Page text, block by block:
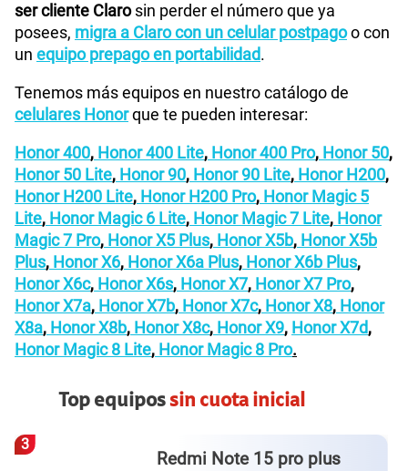
ser cliente Clarosin perder el número que ya
posees, migra a Claro con un celular postpagoo con
un equipo prepago en portabilidad.
Tenemos más equipos en nuestro catálogo de
celulares Honorque te pueden interesar:
Honor 400, Honor 400 Lite, Honor 400 Pro, Honor 50,
Honor 50 Lite, Honor 90, Honor 90 Lite, Honor H200,
Honor H200 Lite, Honor H200 Pro, Honor Magic 5
Lite, Honor Magic 6 Lite, Honor Magic 7 Lite, Honor
Magic 7 Pro, Honor X5 Plus, Honor X5b, Honor X5b
Plus, Honor X6, Honor X6a Plus, Honor X6b Plus,
Honor X6c, Honor X6s, Honor X7, Honor X7 Pro,
Honor X7a, Honor X7b, Honor X7c, Honor X8, Honor
X8a, Honor X8b, Honor X8c, Honor X9, Honor X7d,
Honor Magic 8 Lite, Honor Magic 8 Pro.
Top equipossin cuota inicial
4
Redmi Note 15